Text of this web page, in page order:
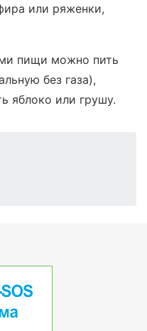
или ряженки,
пищи можно пить
без газа),
яблоко или грушу.